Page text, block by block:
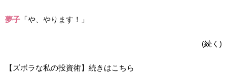
夢子 「や、やります！」
(続く)
【ズボラな私の投資術】続きはこちら